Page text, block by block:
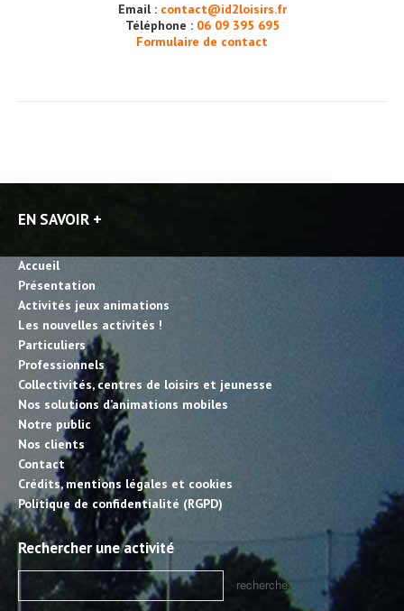
Email : contact@id2loisirs.fr
Téléphone : 06 09 395 695
Formulaire de contact
EN SAVOIR +
Accueil
Présentation
Activités jeux animations
Les nouvelles activités !
Particuliers
Professionnels
Collectivités, centres de loisirs et jeunesse
Nos solutions d’animations mobiles
Notre public
Nos clients
Contact
Crédits, mentions légales et cookies
Politique de confidentialité (RGPD)
Rechercher une activité